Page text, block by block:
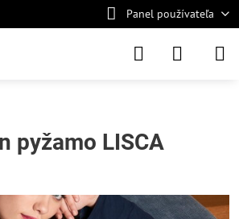
Panel používateľa
pyžamo LISCA